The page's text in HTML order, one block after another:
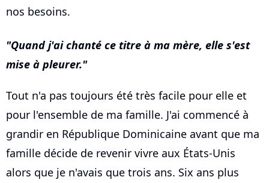
nos besoins.
Quand j'ai chanté ce titre à ma mère, elle s'est
mise à pleurer.
Tout n'a pas toujours été très facile pour elle et
pour l'ensemble de ma famille. J'ai commencé à
grandir en République Dominicaine avant que ma
famille décide de revenir vivre aux États-Unis
alors que je n'avais que trois ans. Six ans plus